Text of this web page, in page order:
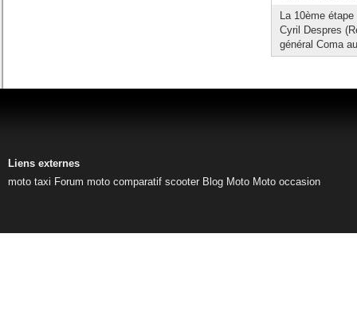
La 10ème
Cyril Despres
général Coma
Liens externes
moto taxi Forum moto comparatif scooter Blog Moto Moto occasion